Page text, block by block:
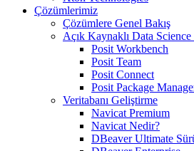
Çözümlerimiz
Çözümlere Genel Bakış
Açık Kaynaklı Data
Posit Workbench
Posit Team
Posit Connect
Posit Package
Veritabanı Geliştirme
Navicat Premium
Navicat Nedir?
DBeaver Ultimate